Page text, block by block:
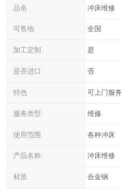
品名 冲床维修
可售地 全国
加工定制 是
是否进口 否
特色 可上门服务
服务类型 维修
使用范围 各种冲床
产品名称 冲床维修
材质 合金钢